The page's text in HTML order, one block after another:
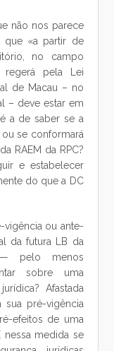
não nos parece
que «a partir de
no campo
pela Lei
de Macau – no
– deve estar em
, é a de saber se a
se conformará
RAEM da RPC?
e estabelecer
do que a DC
vigência ou ante-
da futura LB da
— pelo menos
sobre uma
Afastada
sua pré-vigência
efeitos de uma
nessa medida se